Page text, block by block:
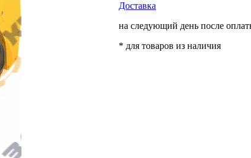
Доставка
на следующий день после
* для товаров из наличия